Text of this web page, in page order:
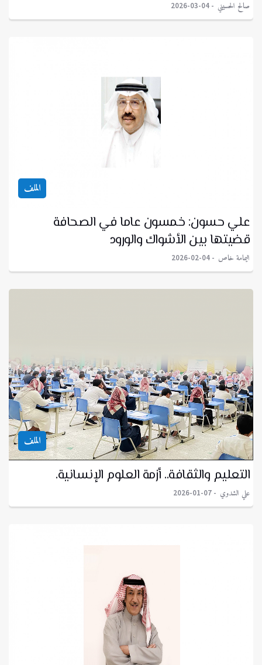
صالح الحسيني 2026-03-04
الملف
علي حسون: خمسون عاما في الصحافة
قضيتها بين الأشواك والورود
اليمامة خاص 2026-02-04
الملف
التعليم والثقافة.. أزمة العلوم الإنسانية.
علي الشدوي 2026-01-07